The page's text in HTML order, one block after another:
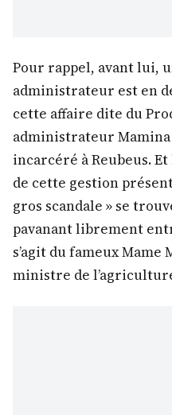
Pour rappel, avant lui,
administrateur est en
cette affaire dite du
administrateur
incarcéré à Reubeus.
de cette gestion
gros scandale » se
pavanant librement
s’agit du fameux Mame
ministre de